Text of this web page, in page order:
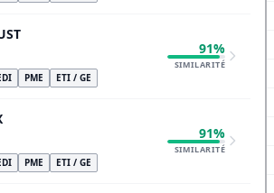
PME ETI / GE
91%
SIMILARITÉ
PME ETI / GE
91%
SIMILARITÉ